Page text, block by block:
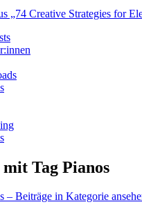
„74 Creative Strategies for
Tag Pianos
– Beiträge in Kategorie